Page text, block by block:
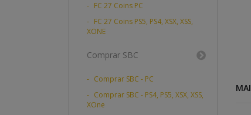
FC 27 Coins PC
FC 27 Coins PS5, PS4, XSX, XSS,
XONE
Comprar SBC
Comprar SBC - PC
Comprar SBC - PS4, PS5, XSX, XSS,
XOne